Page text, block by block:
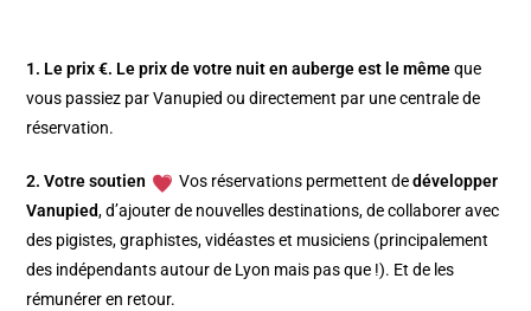
1. Le prix €. Le prix de votre nuit en auberge est le mêmeque
vous passiez par Vanupied ou directement par une centrale de
réservation.
2. Votre soutien Vos réservations permettent dedévelopper
Vanupied, d’ajouter de nouvelles destinations, de collaborer avec
des pigistes, graphistes, vidéastes et musiciens (principalement
des indépendants autour de Lyon mais pas que !). Et de les
rémunérer en retour.